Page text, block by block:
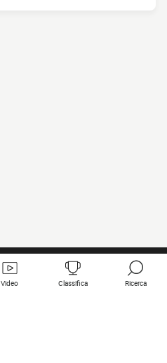
Video Classifica Ricerca